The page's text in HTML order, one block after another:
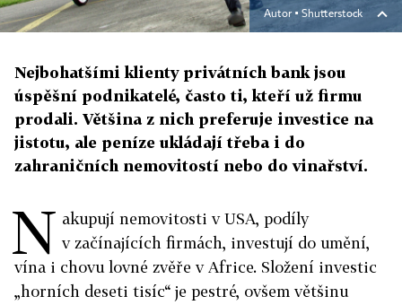
Autor ▪ Shutterstock
Nejbohatšími klienty privátních bank jsou
úspěšní podnikatelé, často ti, kteří už firmu
prodali. Většina z nich preferuje investice na
jistotu, ale peníze ukládají třeba i do
zahraničních nemovitostí nebo do vinařství.
N akupují nemovitosti v USA, podíly
v začínajících firmách, investují do umění,
vína i chovu lovné zvěře v Africe. Složení investic
„horních deseti tisíc“ je pestré, ovšem většinu